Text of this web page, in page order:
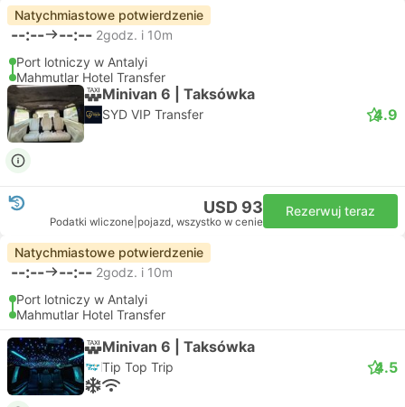
Natychmiastowe potwierdzenie
--:-- --:-- 2godz. i 10m
Port lotniczy w Antalyi
Mahmutlar Hotel Transfer
Minivan 6 | Taksówka
SYD VIP Transfer 4.9
USD 93
Podatki wliczone pojazd, wszystko w cenie
Rezerwuj teraz
Natychmiastowe potwierdzenie
--:-- --:-- 2godz. i 10m
Port lotniczy w Antalyi
Mahmutlar Hotel Transfer
Minivan 6 | Taksówka
Tip Top Trip 4.5